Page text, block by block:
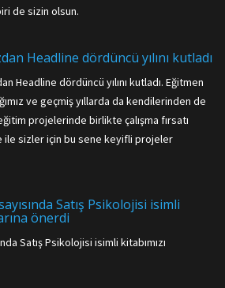
de sizin olsun.
Headline dördüncü yılını kutladı
Headline dördüncü yılını kutladı. Eğitmen
ve geçmiş yıllarda da kendilerinden de
projelerinde birlikte çalışma fırsatı
ile sizler için bu sene keyifli projeler
Satış Psikolojisi isimli
önerdi
Satış Psikolojisi isimli kitabımızı